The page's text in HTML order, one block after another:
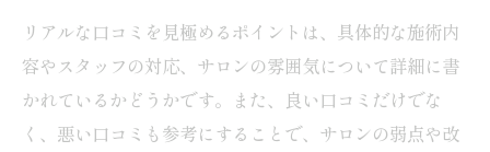
リアルな口コミを見極めるポイントは、具体的な施術内
容やスタッフの対応、サロンの雰囲気について詳細に書
かれているかどうかです。また、良い口コミだけでな
く、悪い口コミも参考にすることで、サロンの弱点や改